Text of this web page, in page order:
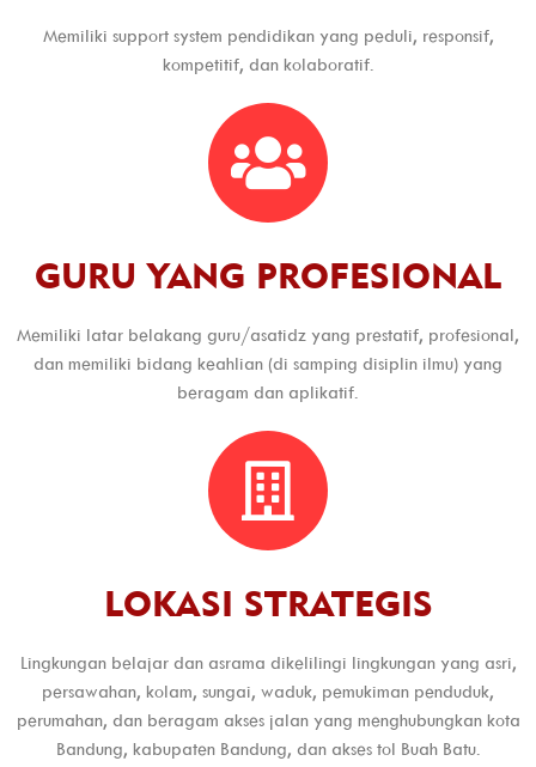
Memiliki support system pendidikan yang peduli, responsif,
kompetitif, dan kolaboratif.
GURU YANG PROFESIONAL
Memiliki latar belakang guru/asatidz yang prestatif, profesional,
dan memiliki bidang keahlian (di samping disiplin ilmu) yang
beragam dan aplikatif.
LOKASI STRATEGIS
Lingkungan belajar dan asrama dikelilingi lingkungan yang asri,
persawahan, kolam, sungai, waduk, pemukiman penduduk,
perumahan, dan beragam akses jalan yang menghubungkan kota
Bandung, kabupaten Bandung, dan akses tol Buah Batu.